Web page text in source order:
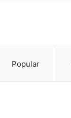
Popular